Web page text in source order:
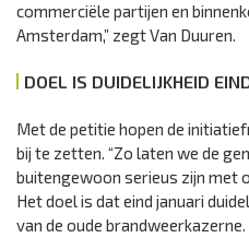
commerciële partijen en
Amsterdam,” zegt Van Duuren.
DOEL IS DUIDELIJKHEID
Met de petitie hopen de
bij te zetten. “Zo laten we de
buitengewoon serieus zijn met
Het doel is dat eind januari
van de oude brandweerkazerne.